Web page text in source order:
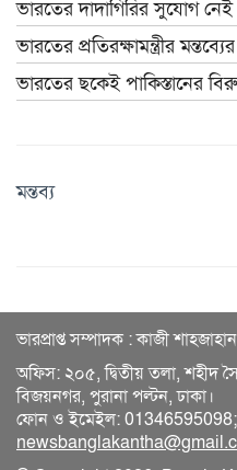
ভারতের দাদাগিরির সুযোগ নেই
ভারতের প্রতিরক্ষামন্ত্রীর
ভারতের ছকেই পাকিস্তানের
মন্তব্য
ভারপ্রাপ্ত সম্পাদক : কাজী শাহজাহান
অফিস: ২০৫, দ্বিতীয় তলা, শহীদ
বিজয়নগর, পুরানা পল্টন, ঢাকা।
ফোন ও ইমেইল: 01346595098;